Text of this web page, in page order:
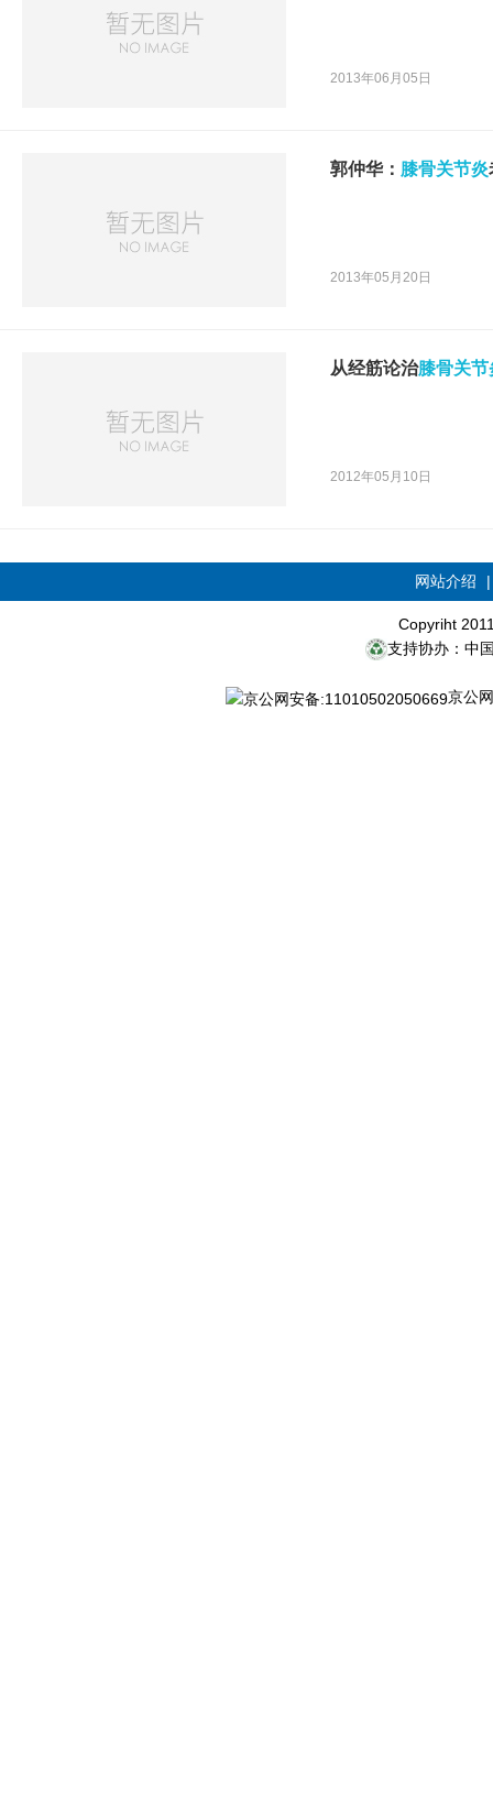
2013年06月05日
郭仲华： 膝骨关节炎
2013年05月20日
从经筋论治膝骨关节
2012年05月10日
网站介绍
Copyriht
支持协办：中
京公